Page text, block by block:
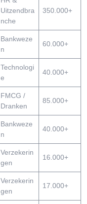
Uitzendbra
nche
350.000+
Bankweze
n
60.000+
Technologi
e
40.000+
FMCG /
Dranken
85.000+
Bankweze
n
40.000+
Verzekerin
gen
16.000+
Verzekerin
gen
17.000+